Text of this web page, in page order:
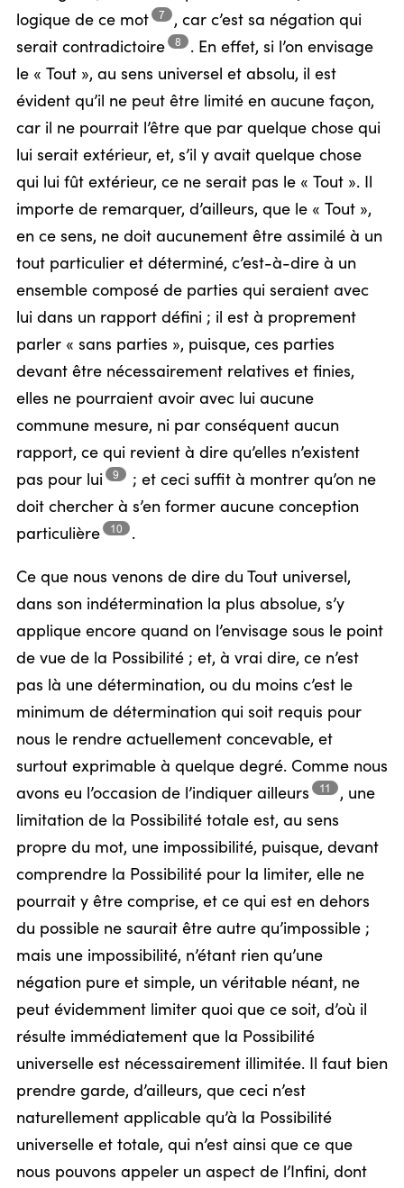
logique de ce mot 7 , car c’est sa négation qui
serait contradictoire 8 .En effet, si l’on envisage
le « Tout », au sens universel et absolu, il est
évident qu’il ne peut être limité en aucune façon,
car il ne pourrait l’être que par quelque chose qui
lui serait extérieur, et, s’il y avait quelque chose
qui lui fût extérieur, ce ne serait pas le « Tout ». Il
importe de remarquer, d’ailleurs, que le « Tout »,
en ce sens, ne doit aucunement être assimilé à un
tout particulier et déterminé, c’est-à-dire à un
ensemble composé de parties qui seraient avec
lui dans un rapport défini ; il est à proprement
parler « sans parties », puisque, ces parties
devant être nécessairement relatives et finies,
elles ne pourraient avoir avec lui aucune
commune mesure, ni par conséquent aucun
rapport, ce qui revient à dire qu’elles n’existent
pas pour lui 9 ; et ceci suffit à montrer qu’on ne
doit chercher à s’en former aucune conception
particulière
10 .
Ce que nous venons de dire du Tout universel,
dans son indétermination la plus absolue, s’y
applique encore quand on l’envisage sous le point
de vue de la Possibilité ; et, à vrai dire, ce n’est
pas là une détermination, ou du moins c’est le
minimum de détermination qui soit requis pour
nous le rendre actuellement concevable, et
surtout exprimable à quelque degré. Comme nous
avons eu l’occasion de l’indiquer ailleurs 11 , une
limitation de la Possibilité totale est, au sens
propre du mot, une impossibilité, puisque, devant
comprendre la Possibilité pour la limiter, elle ne
pourrait y être comprise, et ce qui est en dehors
du possible ne saurait être autre qu’impossible ;
mais une impossibilité, n’étant rien qu’une
négation pure et simple, un véritable néant, ne
peut évidemment limiter quoi que ce soit, d’où il
résulte immédiatement que la Possibilité
universelle est nécessairement illimitée. Il faut bien
prendre garde, d’ailleurs, que ceci n’est
naturellement applicable qu’à la Possibilité
universelle et totale, qui n’est ainsi que ce que
nous pouvons appeler un aspect de l’Infini, dont